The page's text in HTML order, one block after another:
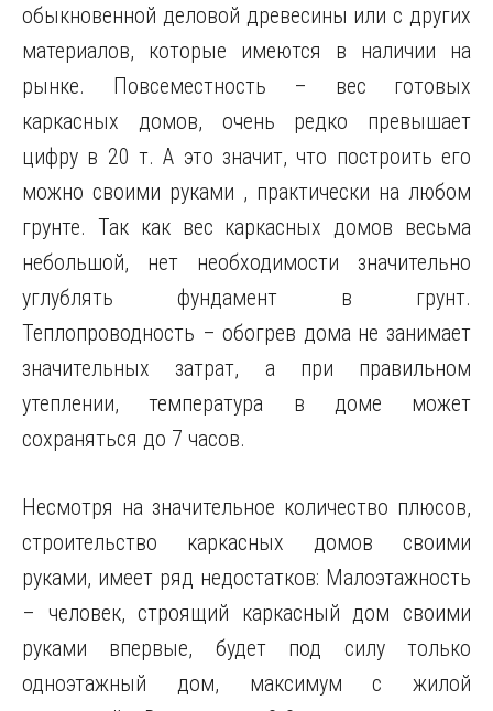
обыкновенной деловой древесины или с других
материалов, которые имеются в наличии на
рынке. Повсеместность – вес готовых
каркасных домов, очень редко превышает
цифру в 20 т. А это значит, что построить его
можно своими руками , практически на любом
грунте. Так как вес каркасных домов весьма
небольшой, нет необходимости значительно
углублять фундамент в грунт.
Теплопроводность – обогрев дома не занимает
значительных затрат, а при правильном
утеплении, температура в доме может
сохраняться до 7 часов.
Несмотря на значительное количество плюсов,
строительство каркасных домов своими
руками, имеет ряд недостатков: Малоэтажность
– человек, строящий каркасный дом своими
руками впервые, будет под силу только
одноэтажный дом, максимум с жилой